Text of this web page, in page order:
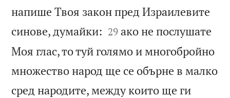
напише Твоя закон пред Израилевите
синове, думайки: 

29 ако не послушате
Моя глас, то туй голямо и многобройно
множество народ ще се обърне в малко
сред народите, между които ще ги